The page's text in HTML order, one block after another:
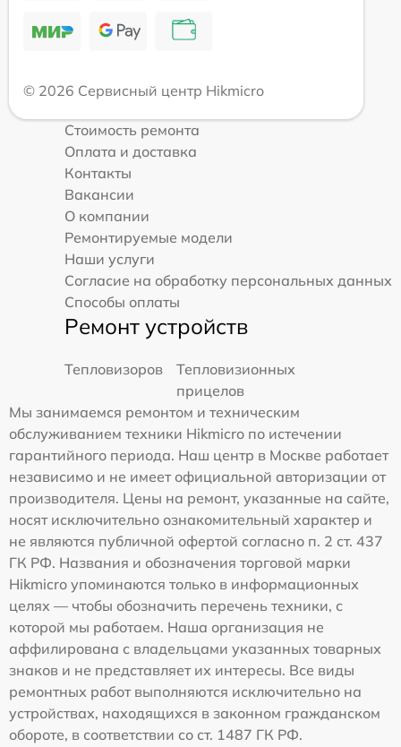
© 2026 Сервисный центр Hikmicro
Стоимость ремонта
Оплата и доставка
Контакты
Вакансии
О компании
Ремонтируемые модели
Наши услуги
Согласие на обработку персональных данных
Способы оплаты
Ремонт устройств
Тепловизоров
Тепловизионных
прицелов
Мы занимаемся ремонтом и техническим
обслуживанием техники Hikmicro по истечении
гарантийного периода. Наш центр в Москве работает
независимо и не имеет официальной авторизации от
производителя. Цены на ремонт, указанные на сайте,
носят исключительно ознакомительный характер и
не являются публичной офертой согласно п. 2 ст. 437
ГК РФ. Названия и обозначения торговой марки
Hikmicro упоминаются только в информационных
целях — чтобы обозначить перечень техники, с
которой мы работаем. Наша организация не
аффилирована с владельцами указанных товарных
знаков и не представляет их интересы. Все виды
ремонтных работ выполняются исключительно на
устройствах, находящихся в законном гражданском
обороте, в соответствии со ст. 1487 ГК РФ.